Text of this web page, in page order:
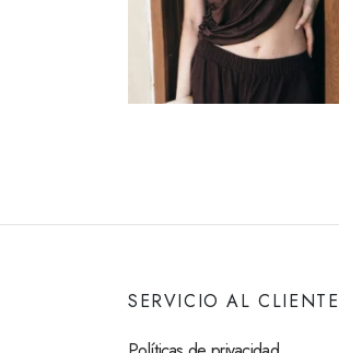
SERVICIO AL CLIENTE